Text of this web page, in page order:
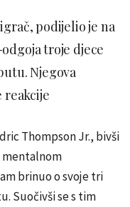
podijelio je na
troje djece
Njegova
reakcije
Thompson Jr., bivši
mentalnom
brinuo o svoje tri
Suočivši se s tim